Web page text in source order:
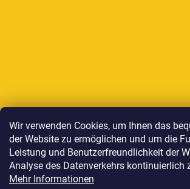
Wir verwenden Cookies, um Ihnen das
der Website zu ermöglichen und um die
Leistung und Benutzerfreundlichkeit der
Analyse des Datenverkehrs kontinuierlich
Mehr Informationen
Wir akzeptieren online-